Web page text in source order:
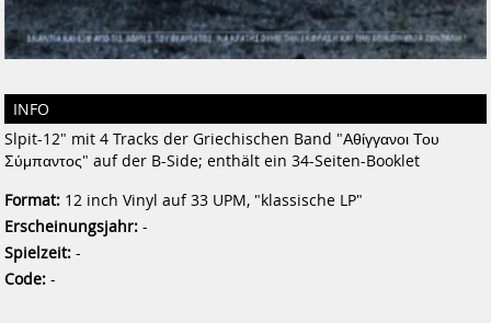
INFO
Slpit-12" mit 4 Tracks der Griechischen Band "Αθίγγανοι Του
Σύμπαντος" auf der B-Side; enthält ein 34-Seiten-Booklet
Format: 12 inch Vinyl auf 33 UPM, "klassische LP"
Erscheinungsjahr: -
Spielzeit: -
Code: -